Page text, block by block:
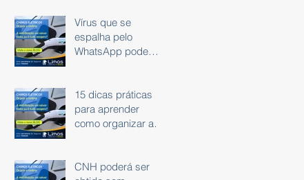
Vírus que se
espalha pelo
WhatsApp pode
15 dicas práticas
para aprender
como organizar as
CNH poderá ser